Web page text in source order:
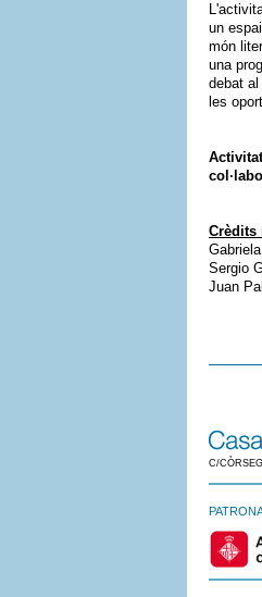
un
món
una
debat
les
Crèdits
Sergio
Juan
C/